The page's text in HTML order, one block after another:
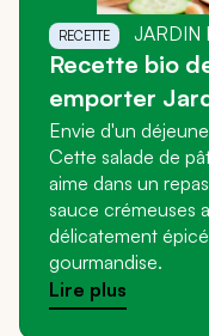
RECETTE JARDIN
Recette bio
emporter
Envie d'un
Cette salade de
aime dans un
sauce crémeuses
délicatement
gourmandise.
Lire plus